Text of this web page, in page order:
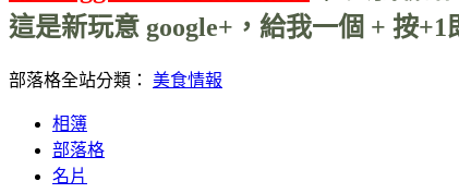
這是新玩意 google+，給我一個 + 按+1
部落格全站分類： 美食情報
相簿
部落格
名片